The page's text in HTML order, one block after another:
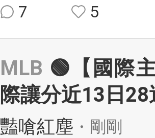
7
5
MLB 🟢【國際
際讓分近13日
豔嗆紅塵 ・剛剛